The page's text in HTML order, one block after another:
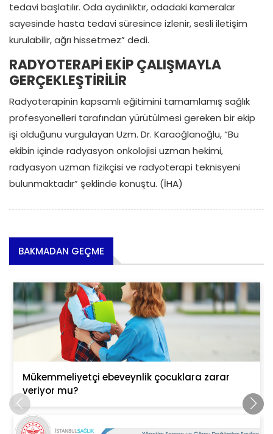
tedavi başlatılır. Oda aydınlıktır, odadaki kameralar
sayesinde hasta tedavi süresince izlenir, sesli iletişim
kurulabilir, ağrı hissetmez” dedi.
RADYOTERAPİ EKİP ÇALIŞMAYLA
GERÇEKLEŞTİRİLİR
Radyoterapinin kapsamlı eğitimini tamamlamış sağlık
profesyonelleri tarafından yürütülmesi gereken bir ekip
işi olduğunu vurgulayan Uzm. Dr. Karaoğlanoğlu, “Bu
ekibin içinde radyasyon onkolojisi uzman hekimi,
radyasyon uzman fizikçisi ve radyoterapi teknisyeni
bulunmaktadır” şeklinde konuştu. (İHA)
BAKMADAN GEÇME
Mükemmeliyetçi ebeveynlik çocuklara zarar
veriyor mu?